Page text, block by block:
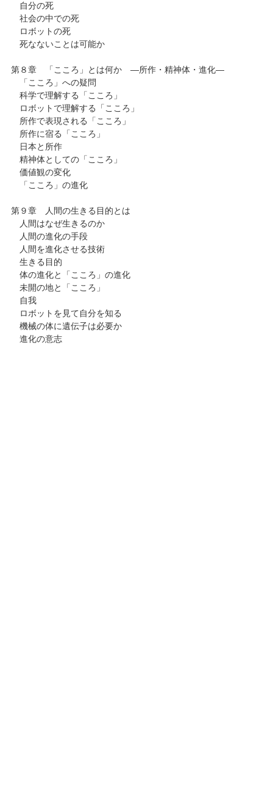
自分の死
社会の中での死
ロボットの死
死なないことは可能か
第８章 「こころ」とは何か ―所作・精神体・進化―
「こころ」への疑問
科学で理解する「こころ」
ロボットで理解する「こころ」
所作で表現される「こころ」
所作に宿る「こころ」
日本と所作
精神体としての「こころ」
価値観の変化
「こころ」の進化
第９章 人間の生きる目的とは
人間はなぜ生きるのか
人間の進化の手段
人間を進化させる技術
生きる目的
体の進化と「こころ」の進化
未開の地と「こころ」
自我
ロボットを見て自分を知る
機械の体に遺伝子は必要か
進化の意志